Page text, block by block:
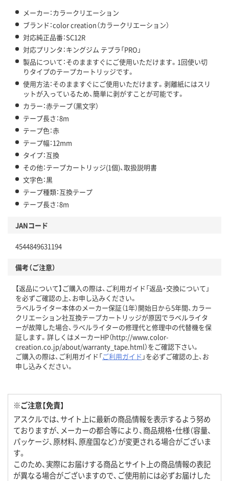
メーカー：カラークリエーション
ブランド：color creation（カラークリエーション）
対応純正品番：SC12R
対応プリンタ：キングジム テプラ「PRO」
製品について：そのまますぐにご使用いただけます。1回使い切
りタイプのテープカートリッジです。
使用方法：そのまますぐにご使用いただけます。剥離紙にはスリ
ットが入っているため、簡単に剥がすことが可能です。
カラー：赤テープ（黒文字）
テープ長さ：8m
テープ色：赤
テープ幅：12mm
タイプ：互換
その他：テープカートリッジ(1個)、取扱説明書
文字色：黒
テープ種類：互換テープ
テープ長さ：8m
JANコード
4544849631194
備考（ご注意）
【返品について】ご購入の際は、ご利用ガイド「返品・交換について」
を必ずご確認の上、お申し込みください。
ラベルライター本体のメーカー保証（1年）開始日から5年間、カラー
クリエーション社互換テープカートリッジが原因でラベルライタ
ーが故障した場合、ラベルライターの修理代と修理中の代替機を保
証します。詳しくはメーカーHP（http://www.color-
creation.co.jp/about/warranty_tape.html）をご確認下さい。
ご購入の際は、ご利用ガイド「ご利用ガイド 」を必ずご確認の上、お
申し込みください。
※ご注意【免責】
アスクルでは、サイト上に最新の商品情報を表示するよう努め
ておりますが、メーカーの都合等により、商品規格・仕様（容量、
パッケージ、原材料、原産国など）が変更される場合がございま
す。
このため、実際にお届けする商品とサイト上の商品情報の表記
が異なる場合がございますので、ご使用前には必ずお届けした